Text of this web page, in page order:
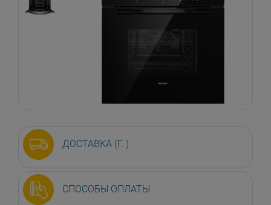
ДОСТАВКА (Г. )
СПОСОБЫ ОПЛАТЫ